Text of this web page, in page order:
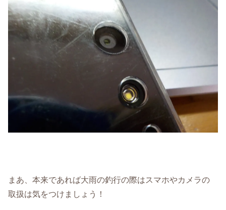
まあ、本来であれば大雨の釣行の際はスマホやカメラの
取扱は気をつけましょう！